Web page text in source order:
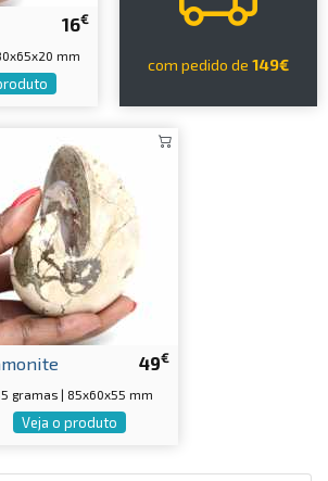
16€
mm
com pedido de149€
49€
gramas | 85x60x55 mm
Veja o produto